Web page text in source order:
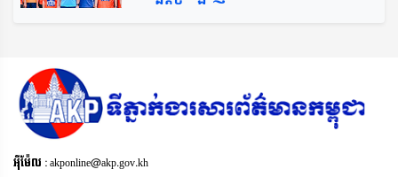
អុីម៉ែល : akponline@akp.gov.kh